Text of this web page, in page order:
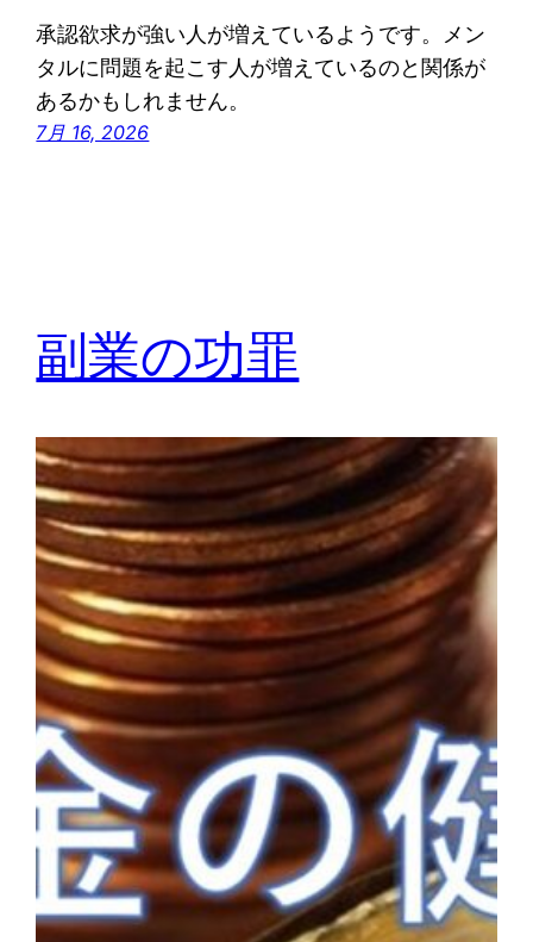
承認欲求が強い人が増えているようです。メン
タルに問題を起こす人が増えているのと関係が
あるかもしれません。
7月 16, 2026
副業の功罪